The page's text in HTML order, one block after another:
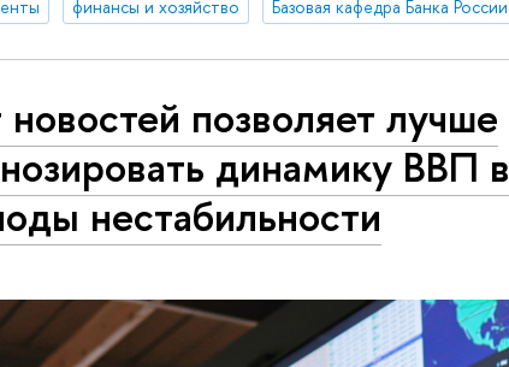
финансы и хозяйство Базовая кафедра Банка России
новостей позволяет лучше
динамику ВВП в
нестабильности